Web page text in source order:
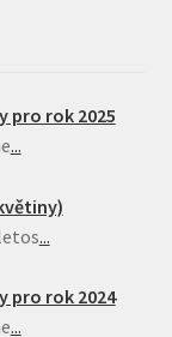
pro rok 2025
...
...
pro rok 2024
...